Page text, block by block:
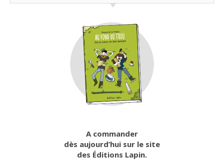
A commander
dès aujourd’hui sur le site
des Éditions Lapin.